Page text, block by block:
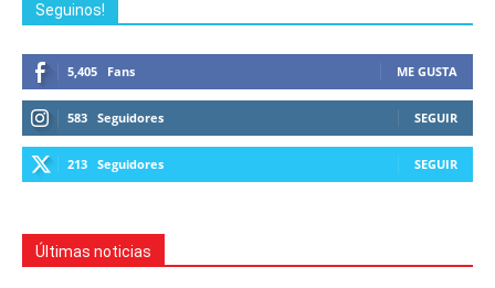
Seguinos!
5,405 Fans ME GUSTA
583 Seguidores SEGUIR
213 Seguidores SEGUIR
Últimas noticias